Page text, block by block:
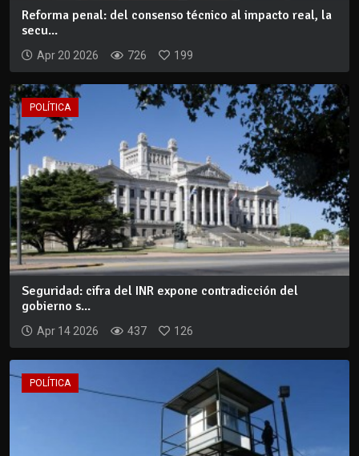
Reforma penal: del consenso técnico al impacto real, la
secu...
Apr 20 2026 726 199
POLÍTICA
Seguridad: cifra del INR expone contradicción del
gobierno s...
Apr 14 2026 437 126
POLÍTICA